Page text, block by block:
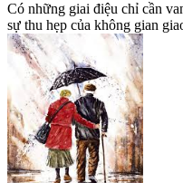
Có những giai điệu chỉ cần
sự thu hẹp của không gian